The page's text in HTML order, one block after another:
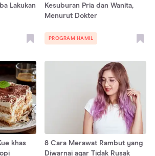
Lakukan
Kesuburan Pria dan Wanita,
Menurut Dokter
PROGRAM HAMIL
khas
8 Cara Merawat Rambut yang
Diwarnai agar Tidak Rusak